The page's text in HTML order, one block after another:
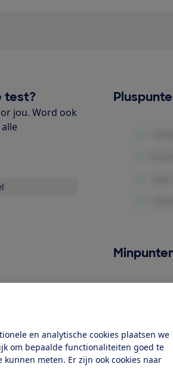
en analytische cookies plaatsen we
om bepaalde functionaliteiten goed te
meten. Er zijn ook cookies naar
test?
jou. Word ook